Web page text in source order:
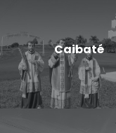
Caibaté